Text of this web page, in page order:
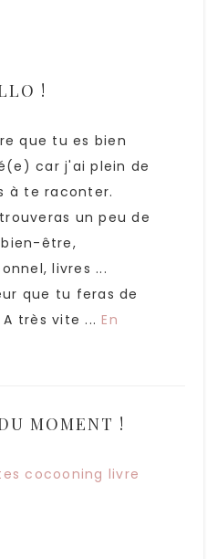
!
que tu es bien
car j'ai plein de
à te raconter.
un peu de
être,
livres ...
que tu feras de
A très vite ...En
MOMENT !